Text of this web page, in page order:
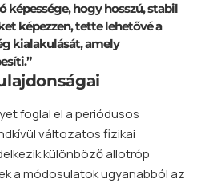
képessége, hogy hosszú, stabil
képezzen, tette lehetővé a
kialakulását, amely
foglal el a periódusos
változatos fizikai
különböző allotróp
a módosulatok ugyanabból az